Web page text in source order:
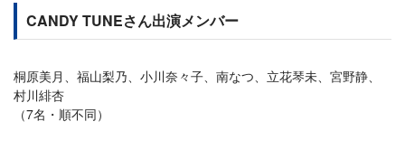
CANDY TUNEさん出演メンバー
桐原美月、福山梨乃、小川奈々子、南なつ、立花琴未、宮野静、
村川緋杏
（7名・順不同）